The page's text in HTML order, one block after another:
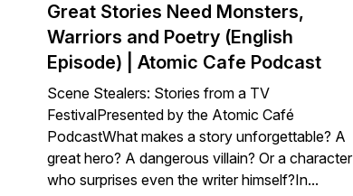
Great Stories Need Monsters,
Warriors and Poetry (English
Episode) | Atomic Cafe Podcast
Scene Stealers: Stories from a TV
FestivalPresented by the Atomic Café
PodcastWhat makes a story unforgettable? A
great hero? A dangerous villain? Or a character
who surprises even the writer himself?In...